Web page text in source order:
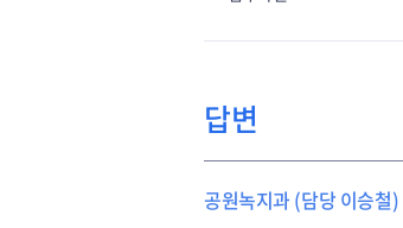
답변
공원녹지과 (담당 이승철)